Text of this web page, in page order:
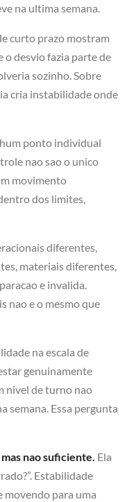
na ultima semana.
curto prazo mostram
o desvio fazia parte de
sozinho. Sobre
cria instabilidade onde
ponto individual
nao sao o unico
movimento
dos limites,
diferentes,
materiais diferentes,
e invalida.
nao e o mesmo que
na escala de
genuinamente
nivel de turno nao
semana. Essa pergunta
nao suficiente. Ela
Estabilidade
movendo para uma